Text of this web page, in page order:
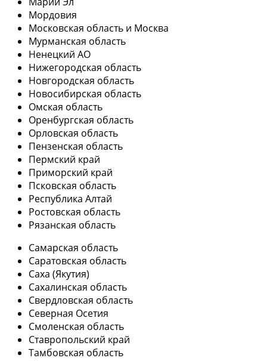
Мордовия
Московская область и Москва
Мурманская область
Ненецкий АО
Нижегородская область
Новгородская область
Новосибирская область
Омская область
Оренбургская область
Орловская область
Пензенская область
Пермский край
Приморский край
Псковская область
Республика Алтай
Ростовская область
Рязанская область
Самарская область
Саратовская область
Саха (Якутия)
Сахалинская область
Свердловская область
Северная Осетия
Смоленская область
Ставропольский край
Тамбовская область